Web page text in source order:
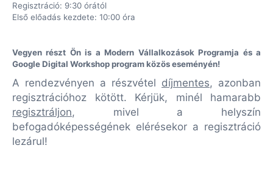
Regisztráció: 9:30 órától
Első előadás kezdete: 10:00 óra
Vegyen részt Ön is aModern Vállalkozások Programja ésa
Google Digital Workshop program közös eseményén!
A rendezvényen a részvétel díjmentes, azonban
regisztrációhoz kötött. Kérjük, minél hamarabb
regisztráljon, mivel a helyszín
befogadóképességének elérésekor a regisztráció
lezárul!